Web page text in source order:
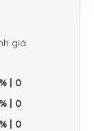
giá
| 0
| 0
| 0